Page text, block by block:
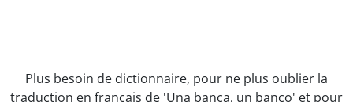
Plus besoin de dictionnaire, pour ne plus oublier la
traduction en français de 'Una banca, un banco' et pour